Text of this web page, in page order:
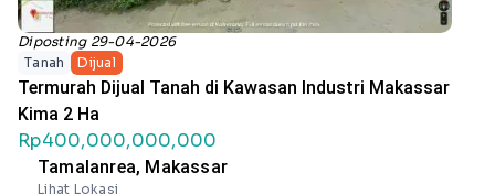
Diposting 29-04-2026
Tanah
Dijual
Termurah Dijual Tanah di Kawasan Industri Makassar
Kima 2 Ha
Rp400,000,000,000
Tamalanrea, Makassar
Lihat Lokasi